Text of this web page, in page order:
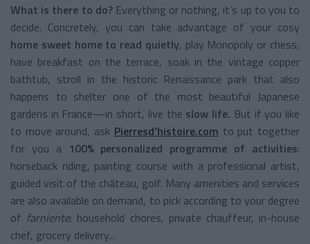
What is there to do?Everything or nothing, it’s up to you to
decide. Concretely, you can take advantage of your cosy
home sweet home to read quietly, play Monopoly or chess,
have breakfast on the terrace, soak in the vintage copper
bathtub, stroll in the historic Renaissance park that also
happens to shelter one of the most beautiful Japanese
gardens in France—in short, live the slow life. But if you like
to move around, ask Pierresd’histoire.com to put together
for you a100% personalized programme of activities:
horseback riding, painting course with a professional artist,
guided visit of the château, golf. Many amenities and services
are also available on demand, to pick according to your degree
of farniente: household chores, private chauffeur, in-house
chef, grocery delivery...